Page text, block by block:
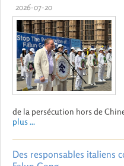
2026-07-20
de la persécution hors de
plus ...
Des responsables italiens